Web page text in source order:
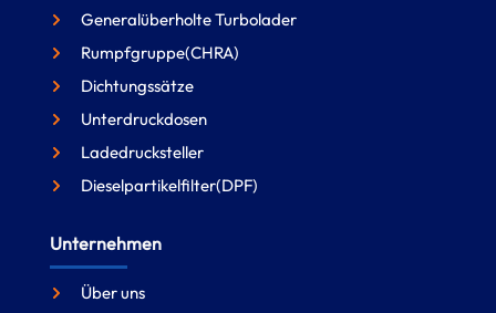
Generalüberholte Turbolader
Rumpfgruppe(CHRA)
Dichtungssätze
Unterdruckdosen
Ladedrucksteller
Dieselpartikelfilter(DPF)
Unternehmen
Über uns